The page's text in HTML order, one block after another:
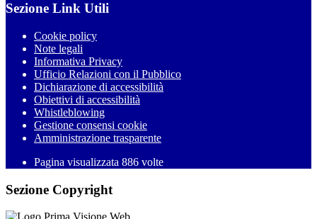
Sezione Link Utili
Cookie policy
Note legali
Informativa Privacy
Ufficio Relazioni con il Pubblico
Dichiarazione di accessibilità
Obiettivi di accessibilità
Whistleblowing
Gestione consensi cookie
Amministrazione trasparente
Pagina visualizzata 886 volte
Sezione Copyright